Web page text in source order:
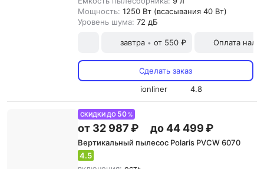
Мощность: 1250 Вт (всасывания 40 Вт)
Уровень шума: 72 дБ
завтра • от 550 ₽ Оплата
Сделать заказ
ionliner
4.8
СКИДКИ ДО 50 %
от 32 987 ₽ до 44 499 ₽
Вертикальный пылесос Polaris PVCW 6070
4.5